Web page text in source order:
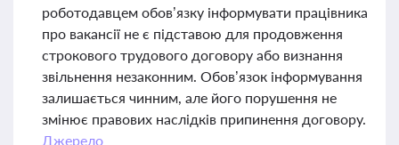
роботодавцем обов’язку інформувати працівника
про вакансії не є підставою для продовження
строкового трудового договору або визнання
звільнення незаконним. Обов’язок інформування
залишається чинним, але його порушення не
змінює правових наслідків припинення договору.
Джерело